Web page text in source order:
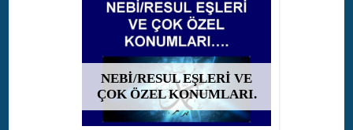
NEBİ/RESUL EŞLERİ VE
ÇOK ÖZEL KONUMLARI.